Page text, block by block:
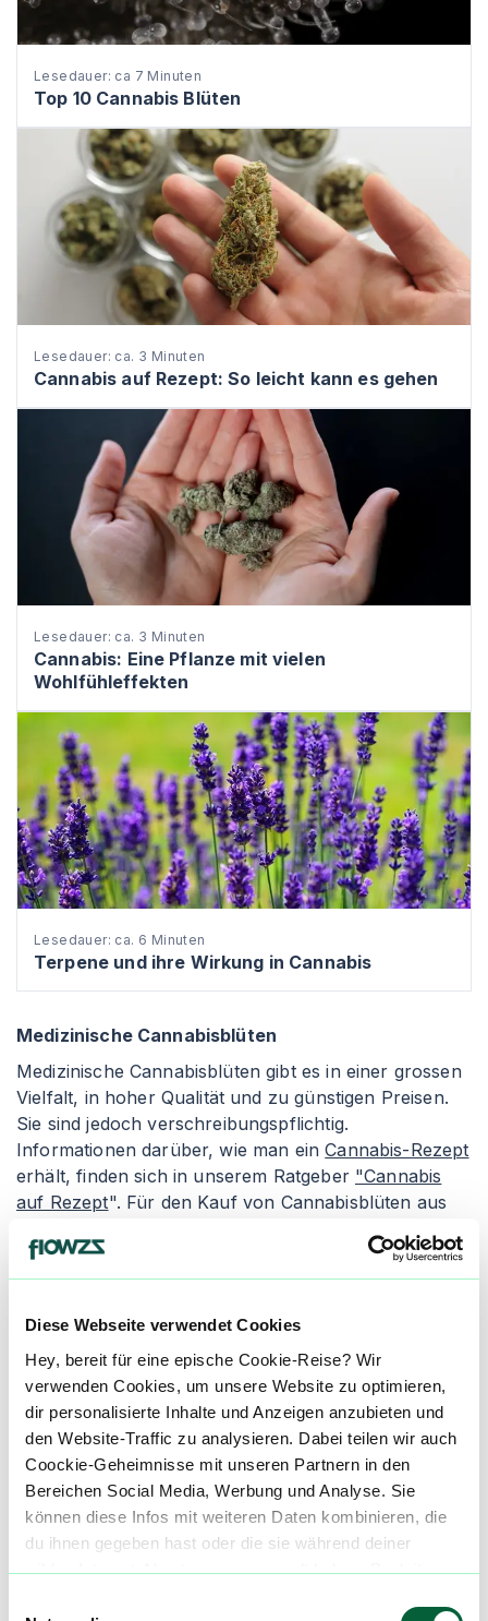
Diese Webseite verwendet Cookies
Hey, bereit für eine epische Cookie-Reise? Wir
verwenden Cookies, um unsere Website zu optimieren,
dir personalisierte Inhalte und Anzeigen anzubieten und
den Website-Traffic zu analysieren. Dabei teilen wir auch
Coockie-Geheimnisse mit unseren Partnern in den
Bereichen Social Media, Werbung und Analyse. Sie
können diese Infos mit weiteren Daten kombinieren, die
du ihnen gegeben hast oder die sie während deiner
wilden Internet-Abenteuer gesammelt haben. Begleite
Lesedauer: ca 7 Minuten
Top 10 Cannabis Blüten
Lesedauer: ca. 3 Minuten
Cannabis auf Rezept: So leicht kann es gehen
Lesedauer: ca. 3 Minuten
Cannabis: Eine Pflanze mit vielen
Wohlfühleffekten
Lesedauer: ca. 6 Minuten
Terpene und ihre Wirkung in Cannabis
Medizinische Cannabisblüten
Medizinische Cannabisblüten gibt es in einer grossen
Vielfalt, in hoher Qualität und zu günstigen Preisen.
Sie sind jedoch verschreibungspflichtig.
Informationen darüber, wie man einCannabis-Rezept
erhält, finden sich in unserem Ratgeber "Cannabis
auf Rezept". Für den Kauf von Cannabisblüten aus
Cannabis legal kaufen
" zu lesen. Apotheken geben
die Cannabisblüten entweder als Granulat oder als
Einnahmeform ist.
Granulierte Cannabisblüten wird in der Apotheke
zerkleinert und verpackt. Die Konsumenten erhalten
einen Dosierlöffel zur genauen Abmessung des
medizinischen Cannabis, um ungleichmäßige und
inkorrekte Dosierungen zu vermeiden. Der Nachteil
von granuliertem Cannabis ist seine schnellere
Oxidation, wodurch es schneller austrocknen und an
Qualität verlieren kann. Alternativ gibt es die Abgabe